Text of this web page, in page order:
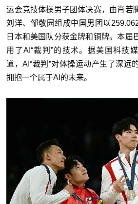
运会竞技体操男子团体决赛，由肖若
刘洋、邹敬园组成中国男团以
日本和美国队分获金牌和铜牌。本届
用了AI“裁判”的技术。据美国科技
道，AI“裁判”对体操运动产生了深远
拥抱一个属于AI的未来。